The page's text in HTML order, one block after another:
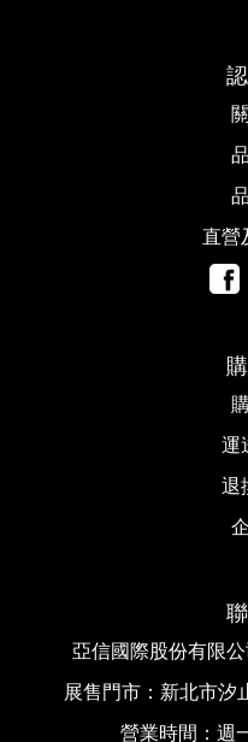
直營
運
退
亞信國際股份有限
展售門市：新北市汐
營業時間：週